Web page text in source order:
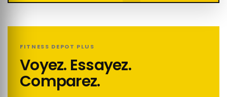
FITNESS DEPOT PLUS
Voyez. Essayez.
Comparez.